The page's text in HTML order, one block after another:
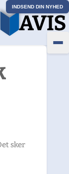
INDSEND DIN NYHED
sker